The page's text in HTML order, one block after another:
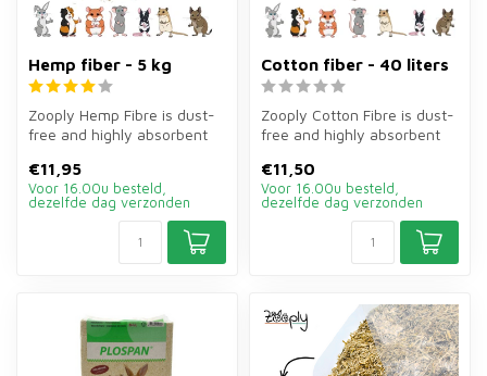
Hemp fiber - 5 kg
Zooply Hemp Fibre is dust-
free and highly absorbent
€11,95
Voor 16.00u besteld,
dezelfde dag verzonden
Cotton fiber - 40 liters
Zooply Cotton Fibre is dust-
free and highly absorbent
€11,50
Voor 16.00u besteld,
dezelfde dag verzonden